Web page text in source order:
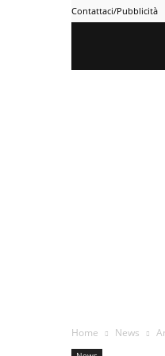
Contattaci/Pubblicità
Home News